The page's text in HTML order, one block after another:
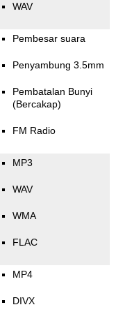
WAV
Pembesar suara
Penyambung 3.5mm
Pembatalan Bunyi
(Bercakap)
FM Radio
MP3
WAV
WMA
FLAC
MP4
DIVX